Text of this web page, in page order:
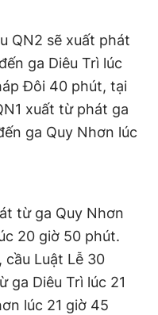
QN2 sẽ xuất phát
ga Diêu Trì lúc
Đôi 40 phút, tại
xuất từ phát ga
ga Quy Nhơn lúc
từ ga Quy Nhơn
20 giờ 50 phút.
Luật Lễ 30
ga Diêu Trì lúc 21
lúc 21 giờ 45